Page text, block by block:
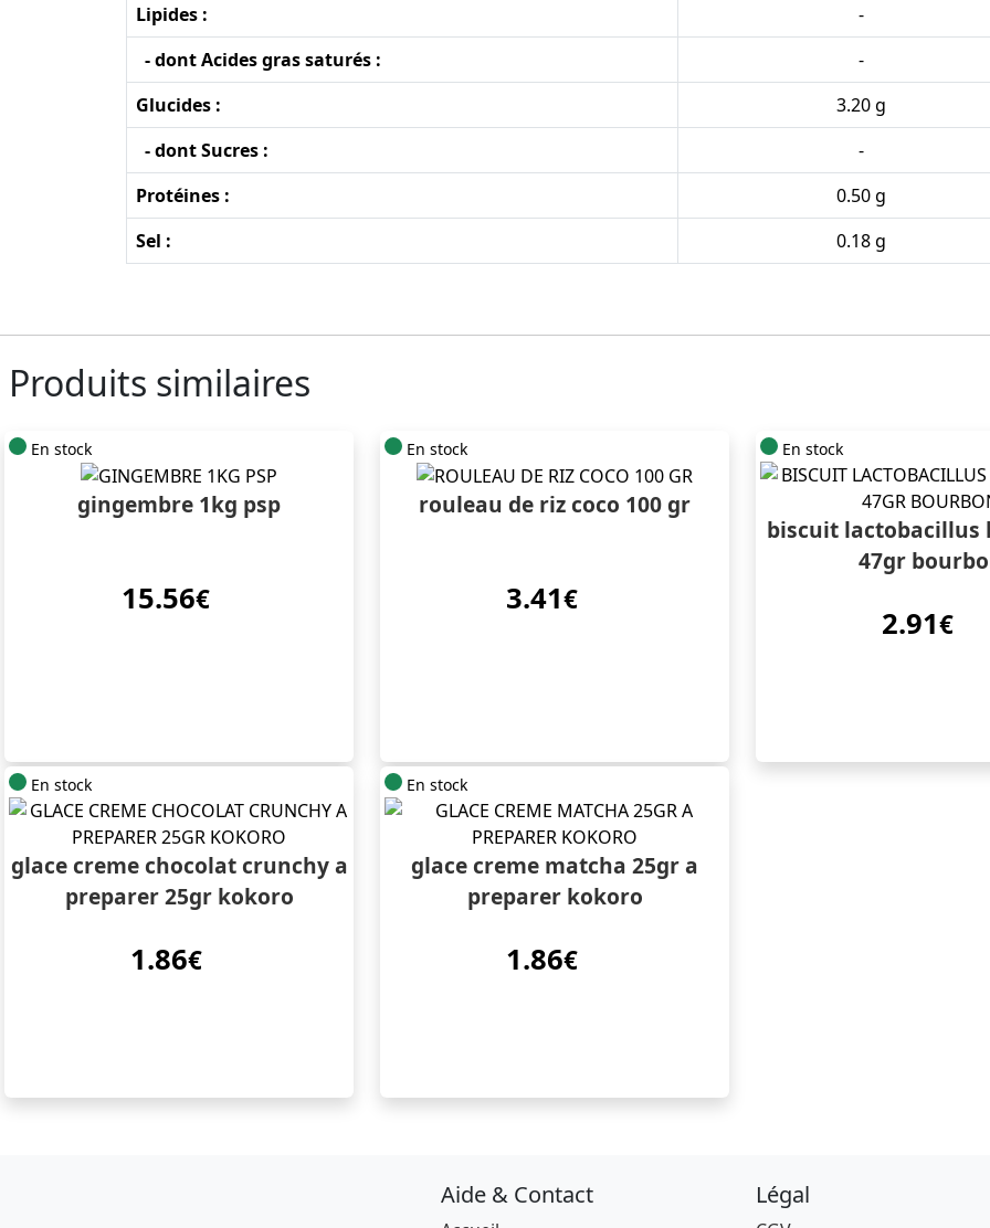
Lipides :
-
- dont Acides gras saturés :
-
Glucides :
3.20 g
- dont Sucres :
-
Protéines :
0.50 g
Sel :
0.18 g
Produits similaires
En stock
gingembre 1kg psp
15.56€
En stock
rouleau de riz coco 100 gr
3.41€
En stock
biscuit
47gr
2.91€
En stock
glace creme chocolat crunchy a
preparer 25gr kokoro
1.86€
En stock
glace creme matcha 25gr a
preparer kokoro
1.86€
Aide & Contact Légal